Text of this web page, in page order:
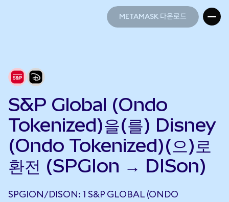
METAMASK 다운로드
S&P Global (Ondo
Tokenized)을(를) Disney
(Ondo Tokenized)(으)로
환전 (SPGIon → DISon)
SPGION/DISON: 1 S&P GLOBAL (ONDO